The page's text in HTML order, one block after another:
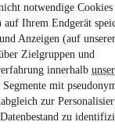
notwendige
Ihrem Endgerät
Anzeigen (auf
Zielgruppen und
innerhalb
mit
zur
zu
we sign,
thinking